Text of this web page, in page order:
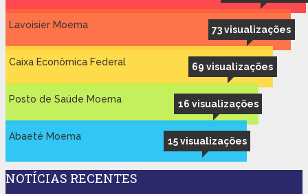
73 visualizações
Lavoisier Moema
69 visualizações
Caixa Econômica Federal
16 visualizações
Posto de Saúde Moema
15 visualizações
Abaeté Moema
NOTÍCIAS RECENTES